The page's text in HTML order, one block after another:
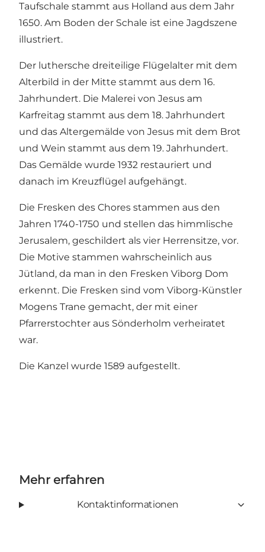
Taufschale stammt aus Holland aus dem Jahr
1650. Am Boden der Schale ist eine Jagdszene
illustriert.
Der luthersche dreiteilige Flügelalter mit dem
Alterbild in der Mitte stammt aus dem 16.
Jahrhundert. Die Malerei von Jesus am
Karfreitag stammt aus dem 18. Jahrhundert
und das Altergemälde von Jesus mit dem Brot
und Wein stammt aus dem 19. Jahrhundert.
Das Gemälde wurde 1932 restauriert und
danach im Kreuzflügel aufgehängt.
Die Fresken des Chores stammen aus den
Jahren 1740-1750 und stellen das himmlische
Jerusalem, geschildert als vier Herrensitze, vor.
Die Motive stammen wahrscheinlich aus
Jütland, da man in den Fresken Viborg Dom
erkennt. Die Fresken sind vom Viborg-Künstler
Mogens Trane gemacht, der mit einer
Pfarrerstochter aus Sönderholm verheiratet
war.
Die Kanzel wurde 1589 aufgestellt.
Mehr erfahren
Kontaktinformationen